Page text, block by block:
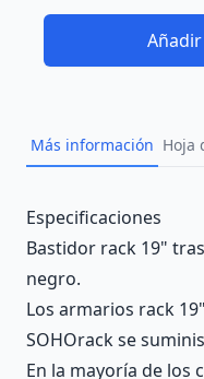
Más información Hoja
Description
Especificaciones
Bastidor rack 19"
negro.
Los armarios rack
SOHOrack se
En la mayoría de los